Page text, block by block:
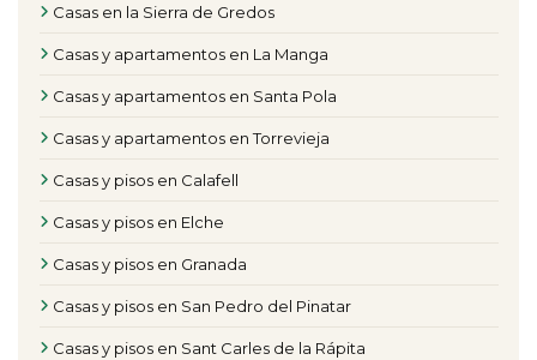
Casas en la Sierra de Gredos
Casas y apartamentos en La Manga
Casas y apartamentos en Santa Pola
Casas y apartamentos en Torrevieja
Casas y pisos en Calafell
Casas y pisos en Elche
Casas y pisos en Granada
Casas y pisos en San Pedro del Pinatar
Casas y pisos en Sant Carles de la Rápita